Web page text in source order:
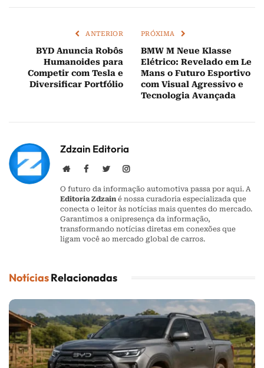
ANTERIOR
BYD Anuncia Robôs
Humanoides para
Competir com Tesla e
Diversificar Portfólio
PRÓXIMA
BMW M Neue Klasse
Elétrico: Revelado em Le
Mans o Futuro Esportivo
com Visual Agressivo e
Tecnologia Avançada
Zdzain Editoria
WebsiteFacebookTwitterInstagram
O futuro da informação automotiva passa por aqui. A
Editoria Zdzain é nossa curadoria especializada que
conecta o leitor às notícias mais quentes do mercado.
Garantimos a onipresença da informação,
transformando notícias diretas em conexões que
ligam você ao mercado global de carros.
NotíciasRelacionadas